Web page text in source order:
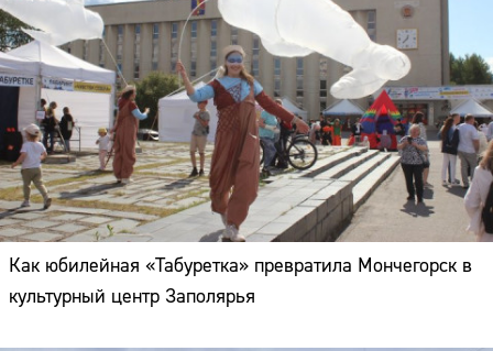
Как юбилейная «Табуретка» превратила Мончегорск в
культурный центр Заполярья